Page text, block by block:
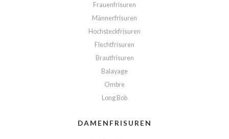
Frauenfrisuren
Männerfrisuren
Hochsteckfrisuren
Flechtfrisuren
Brautfrisuren
Balayage
Ombre
Long Bob
DAMENFRISUREN